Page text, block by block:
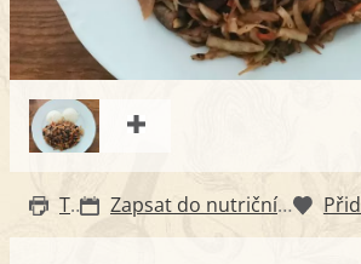
Tisk Zapsat do nutričního diáře